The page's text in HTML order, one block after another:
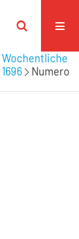
Wochentliche
1696
Numero